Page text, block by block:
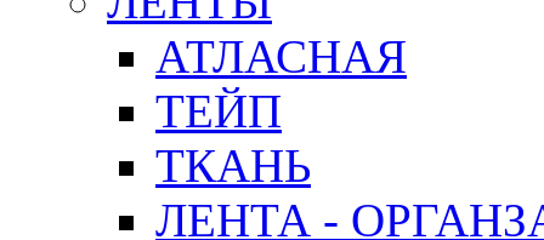
АТЛАСНАЯ
ТЕЙП
ТКАНЬ
ЛЕНТА -